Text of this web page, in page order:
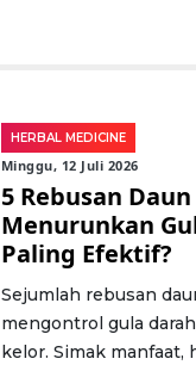
HERBAL MEDICINE
Minggu, 12 Juli 2026
5 Rebusan
Menurunkan
Paling Efektif?
Sejumlah rebusan
mengontrol gula
kelor. Simak manfaat,